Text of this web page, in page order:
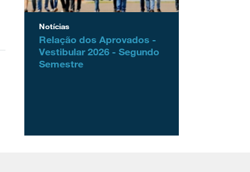
Notícias
Relação dos Aprovados -
Vestibular 2026 - Segundo
Semestre